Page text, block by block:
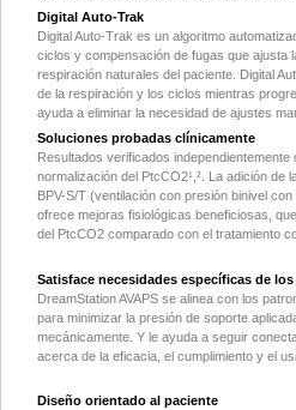
Digital Auto-Trak
Digital Auto-Trak es un algoritmo
ciclos y compensación de fugas que ajusta
respiración naturales del paciente. Digital
de la respiración y los ciclos mientras
ayuda a eliminar la necesidad de ajustes
Soluciones probadas clínicamente
Resultados verificados
normalización del PtcCO2¹,². La adición de
BPV-S/T (ventilación con presión binivel
ofrece mejoras fisiológicas beneficiosas,
del PtcCO2 comparado con el tratamiento
Satisface necesidades específicas de
DreamStation AVAPS se alinea con los
para minimizar la presión de soporte
mecánicamente. Y le ayuda a seguir
acerca de la eficacia, el cumplimiento y el
Diseño orientado al paciente